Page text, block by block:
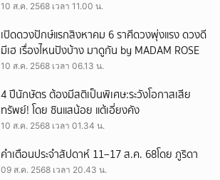
10 ส.ค. 2568 เวลา 11.00 น.
เปิดดวงปักษ์แรกสิงหาคม 6 ราศีดวงพุ่งแรง ดวงดี
มีเฮ เรื่องไหนปังบ้าง มาดูกัน by MADAM ROSE
10 ส.ค. 2568 เวลา 06.13 น.
4 ปีนักษัตร ต้องมีสติเป็นพิเศษ:ระวังโอกาสเสีย
ทรัพย์! โดย ซินแสน้อย แต้เอี่ยงคัง
10 ส.ค. 2568 เวลา 01.34 น.
คำเตือนประจำสัปดาห์ 11–17 ส.ค. 68โดย ภูริดา
09 ส.ค. 2568 เวลา 20.43 น.